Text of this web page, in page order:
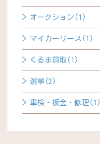
オークション(1)
マイカーリース(1)
くるま買取(1)
選挙(2)
車検・板金・修理(1)